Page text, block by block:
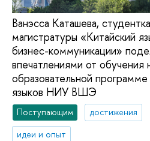
Ванэсса Каташева,
магистратуры «Китайский
бизнес-коммуникации»
впечатлениями от обучения
образовательной
языков НИУ ВШЭ
Поступающим
достижения
идеи и опыт